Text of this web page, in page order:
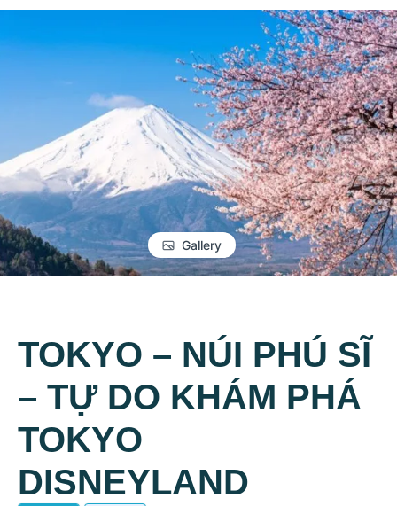
Gallery
TOKYO – NÚI PHÚ SĨ
– TỰ DO KHÁM PHÁ
TOKYO
DISNEYLAND